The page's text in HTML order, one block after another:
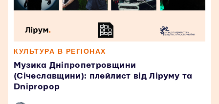
КУЛЬТУРА В РЕГІОНАХ
Музика Дніпропетровщини
(Січеславщини): плейлист від Ліруму та
Dnipropop